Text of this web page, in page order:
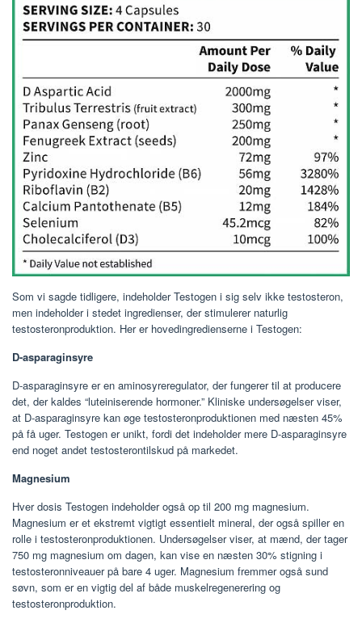
Som vi sagde tidligere, indeholder Testogen i sig selv ikke testosteron,
men indeholder i stedet ingredienser, der stimulerer naturlig
testosteronproduktion. Her er hovedingredienserne i Testogen:
D-asparaginsyre
D-asparaginsyre er en aminosyreregulator, der fungerer til at producere
det, der kaldes “luteiniserende hormoner.” Kliniske undersøgelser viser,
at D-asparaginsyre kan øge testosteronproduktionen med næsten 45%
på få uger. Testogen er unikt, fordi det indeholder mere D-asparaginsyre
end noget andet testosterontilskud på markedet.
Magnesium
Hver dosis Testogen indeholder også op til 200 mg magnesium.
Magnesium er et ekstremt vigtigt essentielt mineral, der også spiller en
rolle i testosteronproduktionen. Undersøgelser viser, at mænd, der tager
750 mg magnesium om dagen, kan vise en næsten 30% stigning i
testosteronniveauer på bare 4 uger. Magnesium fremmer også sund
søvn, som er en vigtig del af både muskelregenerering og
testosteronproduktion.